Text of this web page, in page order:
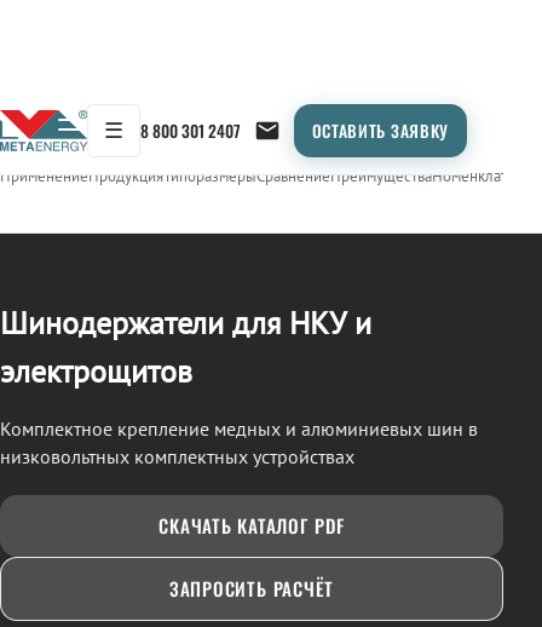
☰ 8 800 301 2407 ОСТАВИТЬ ЗАЯВКУ
← Продукция/ШИНОДЕРЖАТЕЛИ
ПрименениеПродукцияТипоразмерыСравнениеПреимуществаНоменклатура
Шинодержатели для НКУ и
электрощитов
Комплектное крепление медных и алюминиевых шин в
низковольтных комплектных устройствах
СКАЧАТЬ КАТАЛОГ PDF
ЗАПРОСИТЬ РАСЧЁТ